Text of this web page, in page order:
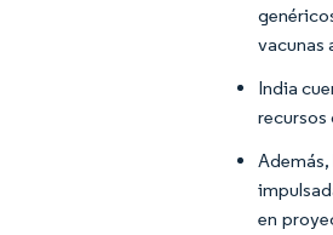
vacunas
India
recursos
en